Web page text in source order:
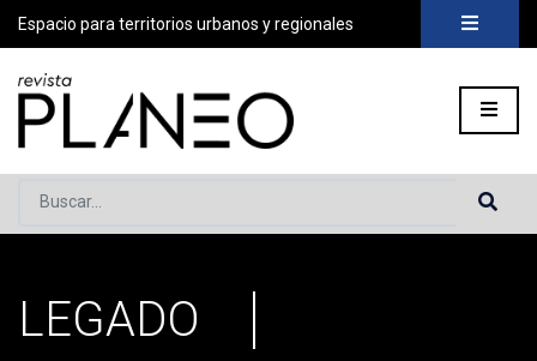
Espacio para territorios urbanos y regionales
Buscar...
Portada» Legado
LEGADO